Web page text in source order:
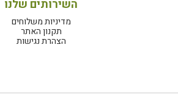
השירותים שלנו
מדיניות משלוחים
תקנון האתר
הצהרת נגישות